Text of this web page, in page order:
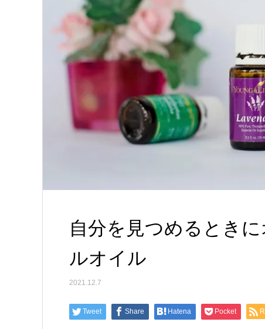
自分を見つめるとき
ルオイル
2021.12.7
Tweet Share Hatena Pocket